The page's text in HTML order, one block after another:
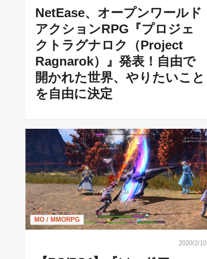
NetEase、オープンワールド
アクションRPG『プロジェ
クトラグナロク（Project
Ragnarok）』発表！自由で
開かれた世界、やりたいこと
を自由に決定
MO / MMORPG
2020/2/10